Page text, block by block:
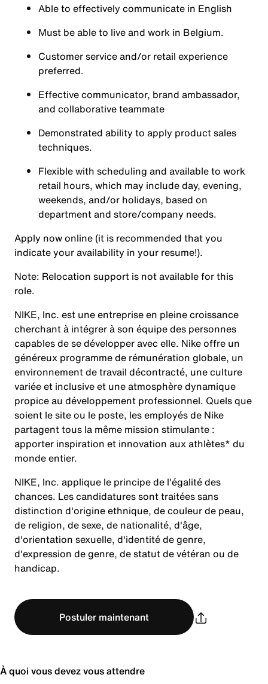
Able to effectively communicate in English
Must be able to live and work in Belgium.
Customer service and/or retail experience
preferred.
Effective communicator, brand ambassador,
and collaborative teammate
Demonstrated ability to apply product sales
techniques.
Flexible with scheduling and available to work
retail hours, which may include day, evening,
weekends, and/or holidays, based on
department and store/company needs.
Apply now online (it is recommended that you
indicate your availability in your resume!).
Note: Relocation support is not available for this
role.
NIKE, Inc. est une entreprise en pleine croissance
cherchant à intégrer à son équipe des personnes
capables de se développer avec elle. Nike offre un
généreux programme de rémunération globale, un
environnement de travail décontracté, une culture
variée et inclusive et une atmosphère dynamique
propice au développement professionnel. Quels que
soient le site ou le poste, les employés de Nike
partagent tous la même mission stimulante :
apporter inspiration et innovation aux athlètes* du
monde entier.
NIKE, Inc. applique le principe de l'égalité des
chances. Les candidatures sont traitées sans
distinction d'origine ethnique, de couleur de peau,
de religion, de sexe, de nationalité, d'âge,
d'orientation sexuelle, d'identité de genre,
d'expression de genre, de statut de vétéran ou de
handicap.
Postuler maintenant
À quoi vous devez vous attendre